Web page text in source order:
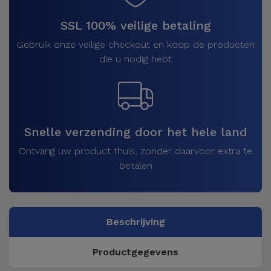
SSL 100% veilige betaling
Gebruik onze veilige checkout en koop de producten
die u nodig hebt
Snelle verzending door het hele land
Ontvang uw product thuis, zonder daarvoor extra te
betalen
Beschrijving
Productgegevens